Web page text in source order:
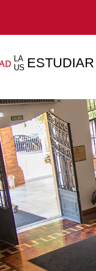
LA
US ESTUDIAR